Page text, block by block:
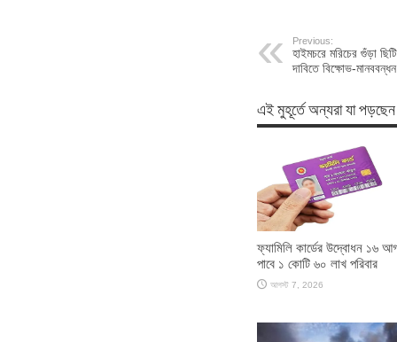
Previous:
হাইমচরে মরিচের গুঁড়া
দাবিতে বিক্ষোভ-মানববন্ধন
এই মুহূর্তে অন্যরা যা পড়ছেন
ফ্যামিলি কার্ডের উদ্বোধন ১৬
পাবে ১ কোটি ৬০ লাখ পরিবার
আগস্ট 7, 2026